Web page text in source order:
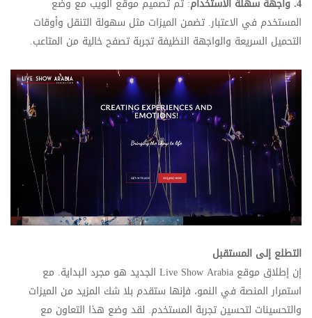
4. واجهة سهلة الاستخدام
: تم تصميم موقع الويب مع وضع
المستخدم في الاعتبار. تضمن الميزات مثل سهولة التنقل وأوقات
التحميل السريعة والواجهة النظيفة تجربة تصفح خالية من المتاعب.
التطلع إلى المستقبل
إن إطلاق موقع Live Show Arabia الجديد هو مجرد البداية. مع
استمرار المنصة في النمو، فإنها ستقدم بلا شك المزيد من الميزات
والتحسينات لتحسين تجربة المستخدم. لقد وضع هذا التعاون مع